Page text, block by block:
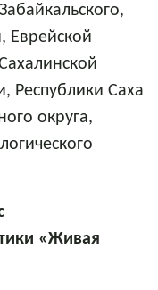
Еврейской
Республики Саха
округа,
«Живая